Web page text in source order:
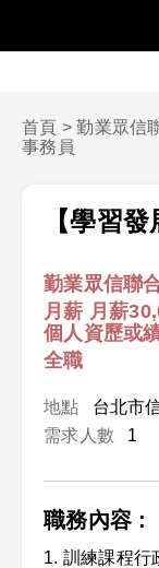
首頁 >勤業眾信
事務員
【學習
勤業眾信聯
月薪 月薪
個人資歷或
全職
地點
台北市
需求人數
1
職務內容 :
1. 訓練課程行